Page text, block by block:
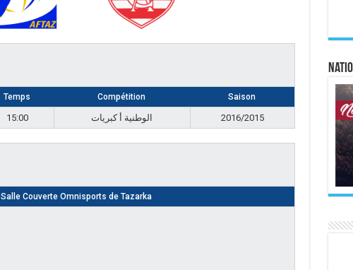
Temps Compétition Saison
15:00 الوطنية أ كبريات 2016/2015
Salle Couverte Omnisports de Tazarka